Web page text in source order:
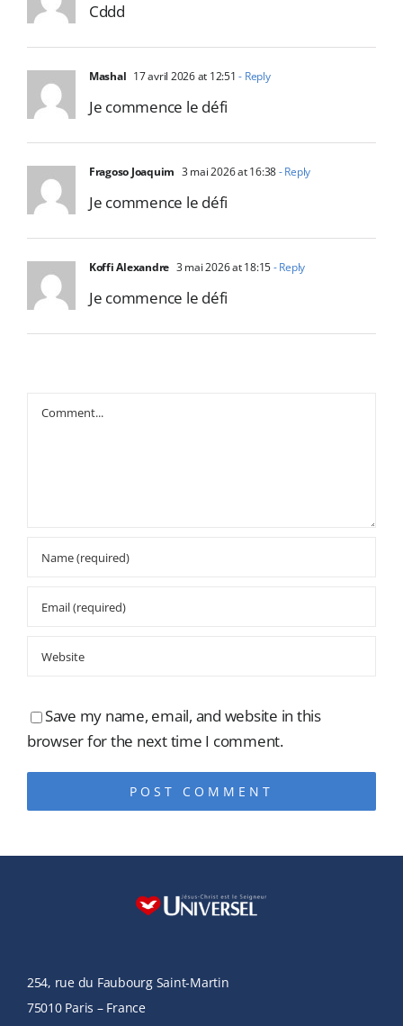
Cddd
Mashal 17 avril 2026 at 12:51 - Reply
Je commence le défi
Fragoso Joaquim 3 mai 2026 at 16:38- Reply
Je commence le défi
Koffi Alexandre 3 mai 2026 at 18:15- Reply
Je commence le défi
Comment
Save my name, email, and website in this
browser for the next time I comment.
254, rue du Faubourg Saint-Martin
75010 Paris – France